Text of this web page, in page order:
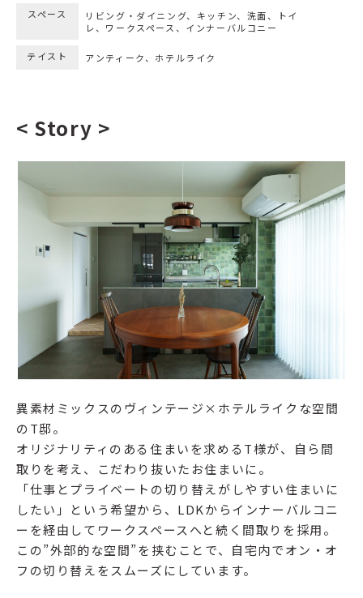
< Story >
異素材ミックスのヴィンテージ×ホテルライクな空間
のT邸。
オリジナリティのある住まいを求めるT様が、自ら間
取りを考え、こだわり抜いたお住まいに。
「仕事とプライベートの切り替えがしやすい住まいに
したい」という希望から、LDKからインナーバルコニ
ーを経由してワークスペースへと続く間取りを採用。
この”外部的な空間”を挟むことで、自宅内でオン・オ
フの切り替えをスムーズにしています。
スペース
リビング・ダイニング、キッチン、洗面、トイ
レ、ワークスペース、インナーバルコニー
テイスト アンティーク、ホテルライク